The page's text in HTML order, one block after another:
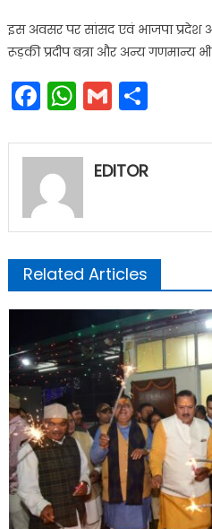
इस अवसर पर सांसद एवं भाजपा प्रदेश
रूड़की प्रदीप बत्रा और अन्य गणमान्य
Facebook
WhatsApp
GmailShare
EDITOR
Related Articles